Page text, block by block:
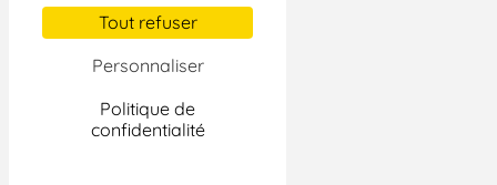
Tout refuser
Personnaliser
Politique de
confidentialité